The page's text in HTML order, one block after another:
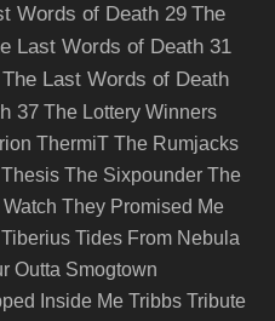
Words of Death 29 The
Last Words of Death 31
The Last Words of Death
37 The Lottery Winners
ThermiT The Rumjacks
Thesis The Sixpounder The
They Promised Me
Tiberius Tides From Nebula
Outta Smogtown
Inside Me Tribbs Tribute